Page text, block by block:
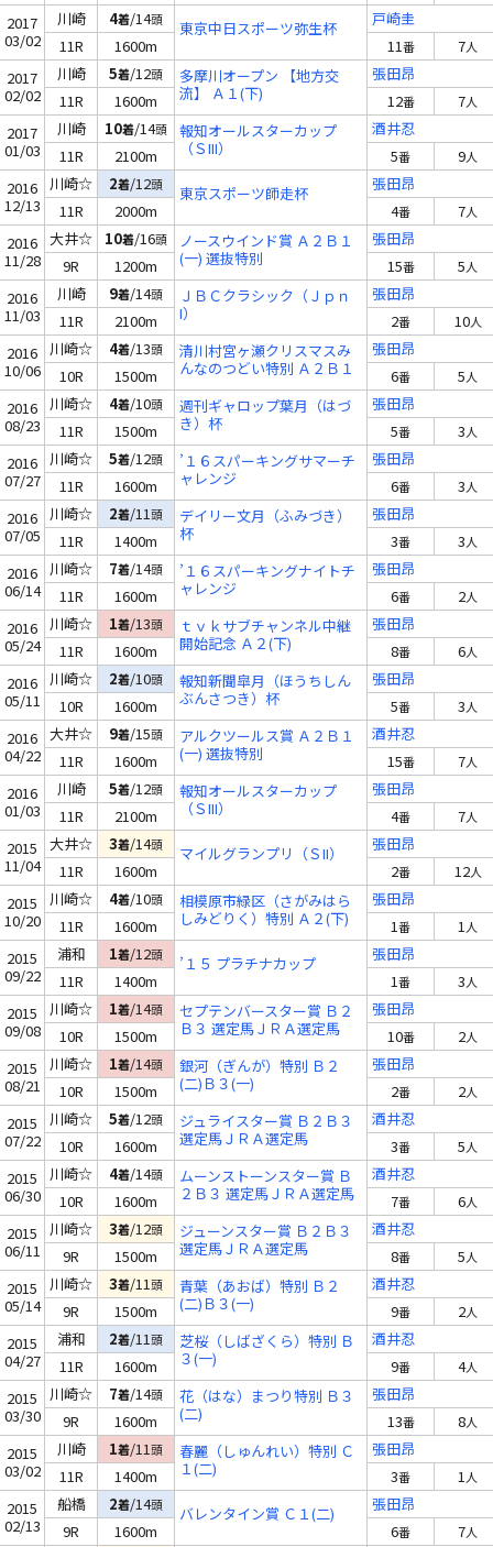
2017
03/02
川崎 4着/14頭 東京中日スポーツ弥生杯
戸崎圭
11R
1600m 11番 7人
2017
02/02
川崎 5着/12頭
多摩川オープン 【地方交
流】 Ａ１(下)
張田昂
11R
1600m 12番 7人
2017
01/03
川崎 10着/14頭
報知オールスターカップ
（ＳIII）
酒井忍
11R
2100m 5番 9人
2016
12/13
川崎☆ 2着/12頭 東京スポーツ師走杯
張田昂
11R
2000m 4番 7人
2016
11/28
大井☆ 10着/16頭
ノースウインド賞 Ａ２Ｂ１
(一) 選抜特別
張田昂
9R
1200m 15番 5人
2016
11/03
川崎 9着/14頭
ＪＢＣクラシック（Ｊｐｎ
I）
張田昂
11R
2100m 2番 10人
2016
10/06
川崎☆ 4着/13頭
清川村宮ヶ瀬クリスマスみ
んなのつどい特別 Ａ２Ｂ１
(一)
張田昂
10R
1500m 6番 5人
2016
08/23
川崎☆ 4着/10頭
週刊ギャロップ葉月（はづ
き）杯
張田昂
11R
1500m 5番 3人
2016
07/27
川崎☆ 5着/12頭
’１６スパーキングサマーチ
ャレンジ
張田昂
11R
1600m 6番 3人
2016
07/05
川崎☆ 2着/11頭
デイリー文月（ふみづき）
杯
張田昂
11R
1400m 3番 3人
2016
06/14
川崎☆ 7着/14頭
’１６スパーキングナイトチ
ャレンジ
張田昂
11R
1600m 6番 2人
2016
05/24
川崎☆ 1着/13頭
ｔｖｋサブチャンネル中継
開始記念 Ａ２(下)
張田昂
11R
1600m 8番 6人
2016
05/11
川崎☆ 2着/10頭
報知新聞皐月（ほうちしん
ぶんさつき）杯
張田昂
10R
1600m 5番 3人
2016
04/22
大井☆ 9着/15頭
アルクツールス賞 Ａ２Ｂ１
(一) 選抜特別
酒井忍
11R
1600m 15番 7人
2016
01/03
川崎 5着/12頭
報知オールスターカップ
（ＳIII）
張田昂
11R
2100m 4番 7人
2015
11/04
大井☆ 3着/14頭 マイルグランプリ（ＳII）
張田昂
11R
1600m 2番 12人
2015
10/20
川崎☆ 4着/10頭
相模原市緑区（さがみはら
しみどりく）特別 Ａ２(下)
張田昂
11R
1600m 1番 1人
2015
09/22
浦和 1着/12頭 ’１５ プラチナカップ
張田昂
11R
1400m 1番 3人
2015
09/08
川崎☆ 1着/14頭
セプテンバースター賞 Ｂ２
Ｂ３ 選定馬ＪＲＡ選定馬
張田昂
10R
1500m 10番 2人
2015
08/21
川崎☆ 1着/14頭
銀河（ぎんが）特別 Ｂ２
(二)Ｂ３(一)
張田昂
10R
1500m 2番 2人
2015
07/22
川崎☆ 5着/12頭
ジュライスター賞 Ｂ２Ｂ３
選定馬ＪＲＡ選定馬
酒井忍
10R
1600m 3番 5人
2015
06/30
川崎☆ 4着/14頭
ムーンストーンスター賞 Ｂ
２Ｂ３ 選定馬ＪＲＡ選定馬
酒井忍
10R
1600m 7番 6人
2015
06/11
川崎☆ 3着/12頭
ジューンスター賞 Ｂ２Ｂ３
選定馬ＪＲＡ選定馬
酒井忍
9R
1500m 8番 5人
2015
05/14
川崎☆ 3着/11頭
青葉（あおば）特別 Ｂ２
(二)Ｂ３(一)
酒井忍
9R
1500m 9番 2人
2015
04/27
浦和 2着/11頭
芝桜（しばざくら）特別 Ｂ
３(一)
酒井忍
11R
1600m 9番 4人
2015
03/30
川崎☆ 7着/14頭
花（はな）まつり特別 Ｂ３
(二)
張田昂
9R
1600m 13番 8人
2015
03/02
川崎 1着/11頭
春麗（しゅんれい）特別 Ｃ
１(二)
張田昂
11R
1400m 3番 1人
2015
02/13
船橋 2着/14頭 バレンタイン賞 Ｃ１(二)
張田昂
9R
1600m 6番 7人